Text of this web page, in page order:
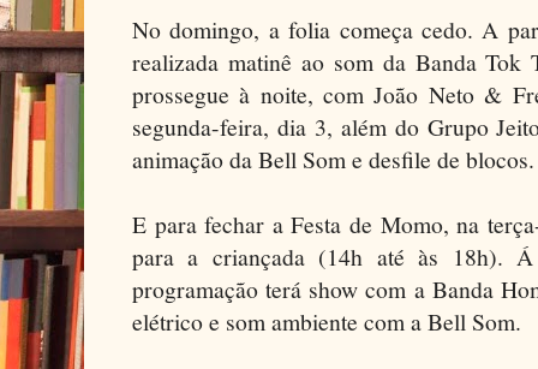
No domingo, a folia começa cedo. A
realizada matinê ao som da Banda Tok
prossegue à noite, com João Neto &
segunda-feira, dia 3, além do Grupo
animação da Bell Som e desfile de blocos.
E para fechar a Festa de Momo, na
para a criançada (14h até às 18h).
programação terá show com a Banda
elétrico e som ambiente com a Bell Som.